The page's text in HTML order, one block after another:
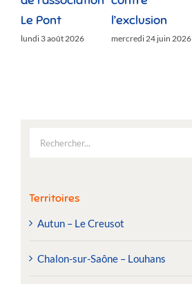
Le Pont
lundi 3 août 2026
l’exclusion
mercredi 24 juin 2026
Rechercher:
Territoires
Autun – Le Creusot
Chalon-sur-Saône – Louhans